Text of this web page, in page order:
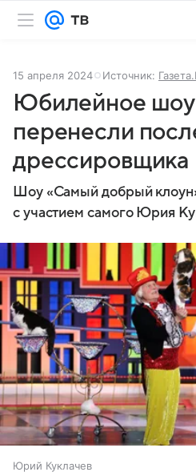
15 апреля 2024 Источник:
Юбилейное шоу
перенесли
дрессировщика
Шоу «Самый добрый
с участием самого Юрия
Юрий Куклачев